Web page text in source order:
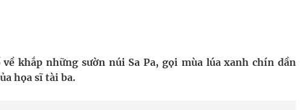
bảo hiểm y tế nếu không đăng ký khám theo yêu
riêng 2026
khắp những sườn núi Sa Pa, gọi mùa lúa xanh chín dần
họa sĩ tài ba.